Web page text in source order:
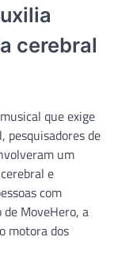
cerebral
que exige
pesquisadores de
um
e
com
MoveHero, a
motora dos